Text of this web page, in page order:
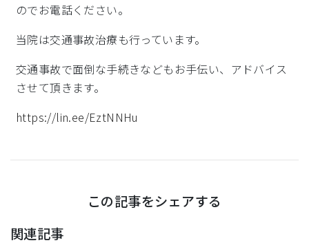
のでお電話ください。
当院は交通事故治療も行っています。
交通事故で面倒な手続きなどもお手伝い、アドバイス
させて頂きます。
https://lin.ee/EztNNHu
この記事をシェアする
関連記事